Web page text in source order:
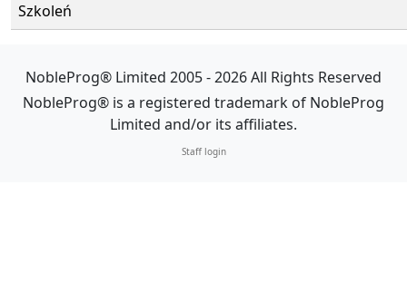
Szkoleń
NobleProg® Limited 2005 - 2026 All Rights Reserved
NobleProg® is a registered trademark of NobleProg
Limited and/or its affiliates.
Staff login